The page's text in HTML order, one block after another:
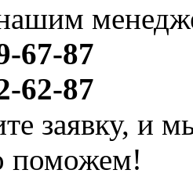
67-87
62-87
заявку, и
поможем!